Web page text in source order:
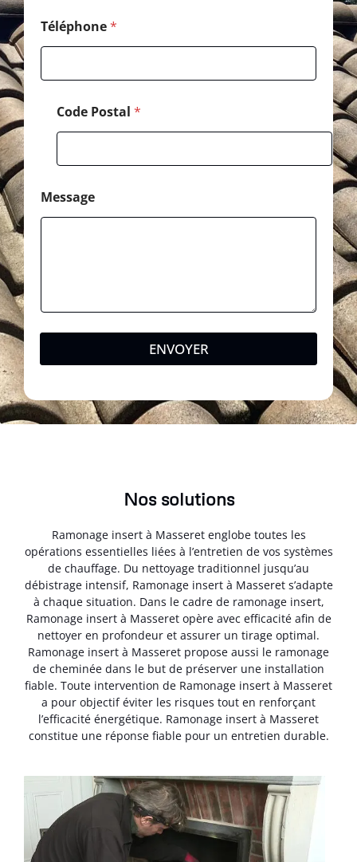
Téléphone*
Code Postal *
Message
ENVOYER
Nos solutions
Ramonage insert à Masseret englobe toutes les
opérations essentielles liées à l’entretien de vos systèmes
de chauffage. Du nettoyage traditionnel jusqu’au
débistrage intensif, Ramonage insert à Masseret s’adapte
à chaque situation. Dans le cadre de ramonage insert,
Ramonage insert à Masseret opère avec efficacité afin de
nettoyer en profondeur et assurer un tirage optimal.
Ramonage insert à Masseret propose aussi le ramonage
de cheminée dans le but de préserver une installation
fiable. Toute intervention de Ramonage insert à Masseret
a pour objectif éviter les risques tout en renforçant
l’efficacité énergétique. Ramonage insert à Masseret
constitue une réponse fiable pour un entretien durable.